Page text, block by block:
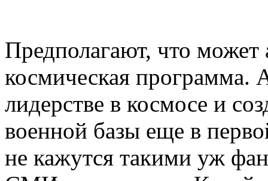
Предполагают, что может
космическая
лидерстве в космосе и
военной базы еще в
не кажутся такими уж